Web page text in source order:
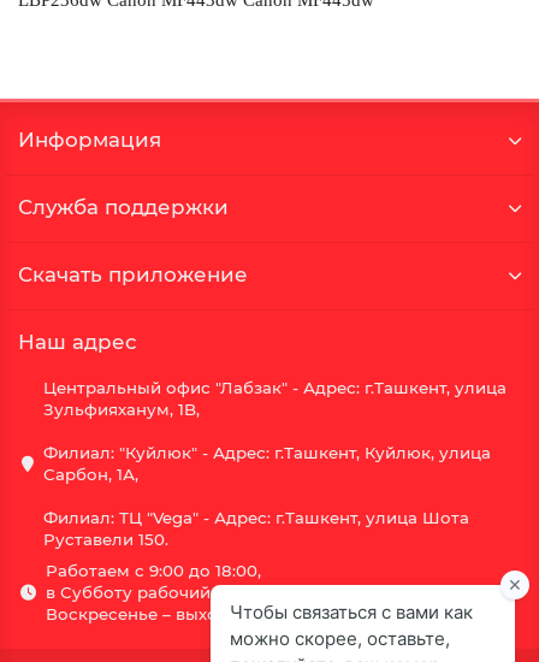
Информация
Служба поддержки
Скачать приложение
Наш адрес
Центральный офис "Лабзак" - Адрес: г.Ташкент, улица
Зульфияханум, 1B,
Филиал: "Куйлюк" - Адрес: г.Ташкент, Куйлюк, улица
Сарбон, 1А,
Филиал: ТЦ "Vega" - Адрес: г.Ташкент, улица Шота
Руставели 150.
Работаем с 9:00 до 18:00,
в Субботу рабочий день с 9:00 до 16:00,
Воскресенье – выходной.